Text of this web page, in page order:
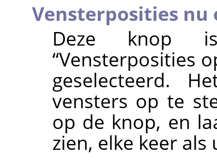
Vensterposities nu
Deze knop
“Vensterposities
geselecteerd.
vensters op te
op de knop, en
zien, elke keer als